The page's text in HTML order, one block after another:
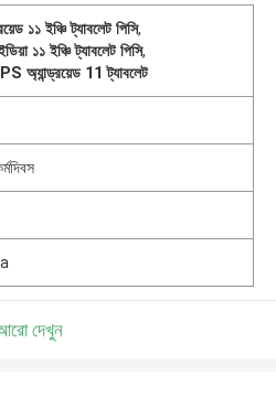
১১ ইঞ্চি ট্যাবলেট পিসি,
১১ ইঞ্চি ট্যাবলেট পিসি,
অ্যান্ড্রয়েড 11 ট্যাবলেট
দেখুন